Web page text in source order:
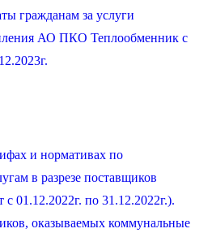
гражданам за услуги
АО ПКО Теплообменник с
и нормативах по
в разрезе поставщиков
01.12.2022г. по 31.12.2022г.).
оказываемых коммунальные